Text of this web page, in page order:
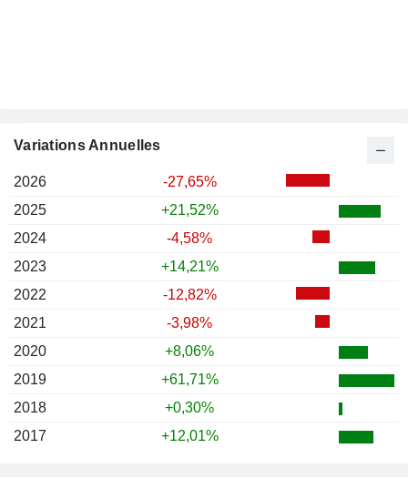
Variations Annuelles
2026
-27,65%
2025
+21,52%
2024
-4,58%
2023
+14,21%
2022
-12,82%
2021
-3,98%
2020
+8,06%
2019
+61,71%
2018
+0,30%
2017
+12,01%